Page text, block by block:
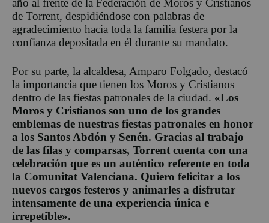
año al frente de la Federación de Moros y Cristianos
de Torrent, despidiéndose con palabras de
agradecimiento hacia toda la familia festera por la
confianza depositada en él durante su mandato.
Por su parte, la alcaldesa, Amparo Folgado, destacó
la importancia que tienen los Moros y Cristianos
dentro de las fiestas patronales de la ciudad. «Los
Moros y Cristianos son uno de los grandes
emblemas de nuestras fiestas patronales en honor
a los Santos Abdón y Senén. Gracias al trabajo
de las filas y comparsas, Torrent cuenta con una
celebración que es un auténtico referente en toda
la Comunitat Valenciana. Quiero felicitar a los
nuevos cargos festeros y animarles a disfrutar
intensamente de una experiencia única e
irrepetible».